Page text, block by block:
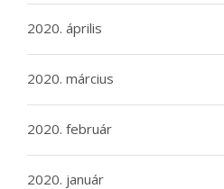
2020. április
2020. március
2020. február
2020. január